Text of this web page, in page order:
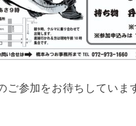
ご参加をお待ちしていま